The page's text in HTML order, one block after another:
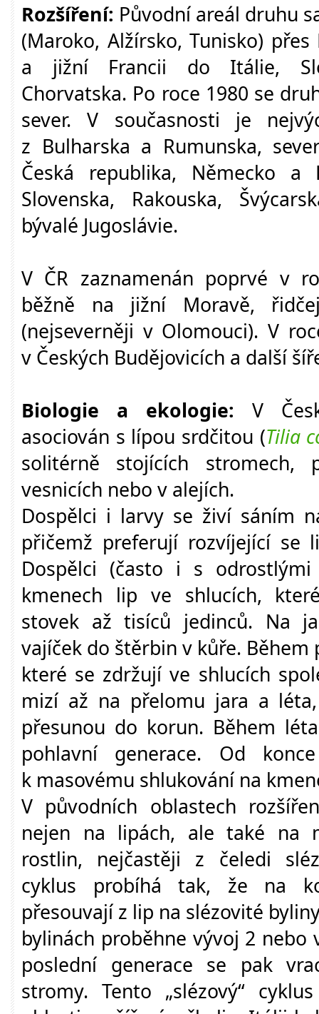
Rozšíření: Původní areál druhu
(Maroko, Alžírsko, Tunisko)
a jižní Francii do Itálie,
Chorvatska. Po roce 1980 se
sever. V současnosti je
z Bulharska a Rumunska,
Česká republika, Německo
Slovenska, Rakouska,
bývalé Jugoslávie.
V ČR zaznamenán poprvé v
běžně na jižní Moravě,
(nejseverněji v Olomouci). V
v Českých Budějovicích a další
Biologie a ekologie: V
asociován s lípou srdčitou (Tilia
solitérně stojících stromech,
vesnicích nebo v alejích.
Dospělci i larvy se živí sáním
přičemž preferují rozvíjející se
Dospělci (často i s
kmenech lip ve shlucích,
stovek až tisíců jedinců. Na
vajíček do štěrbin v kůře.
které se zdržují ve shlucích
mizí až na přelomu jara a
přesunou do korun. Během
pohlavní generace. Od
k masovému shlukování na
V původních oblastech
nejen na lipách, ale také na
rostlin, nejčastěji z čeledi
cyklus probíhá tak, že na
přesouvají z lip na slézovité
bylinách proběhne vývoj 2 nebo
poslední generace se pak
stromy. Tento „slézový“